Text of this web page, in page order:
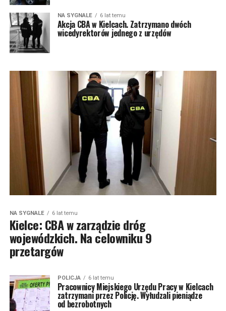
NA SYGNALE 6 lat temu
Akcja CBA w Kielcach. Zatrzymano dwóch
wicedyrektorów jednego z urzędów
NA SYGNALE 6 lat temu
Kielce: CBA w zarządzie dróg
wojewódzkich. Na celowniku 9
przetargów
POLICJA 6 lat temu
Pracownicy Miejskiego Urzędu Pracy w Kielcach
zatrzymani przez Policję. Wyłudzali pieniądze
od bezrobotnych